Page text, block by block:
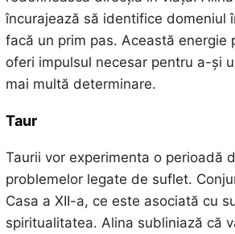
încurajează să identifice domeniul
facă un prim pas. Această energie
oferi impulsul necesar pentru a-și
mai multă determinare.
Taur
Taurii vor experimenta o perioadă
problemelor legate de suflet.
Casa a XII-a, ce este asociată cu
spiritualitatea. Alina subliniază că